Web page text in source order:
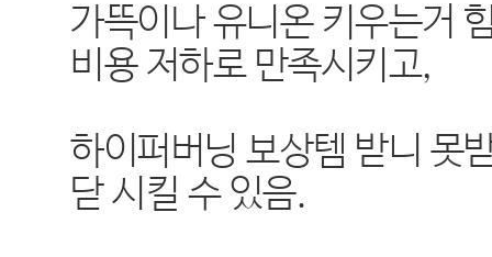
가뜩이나 유니온 키우는거
비용 저하로 만족시키고,
하이퍼버닝 보상템 받니 못
닫 시킬 수 있음.